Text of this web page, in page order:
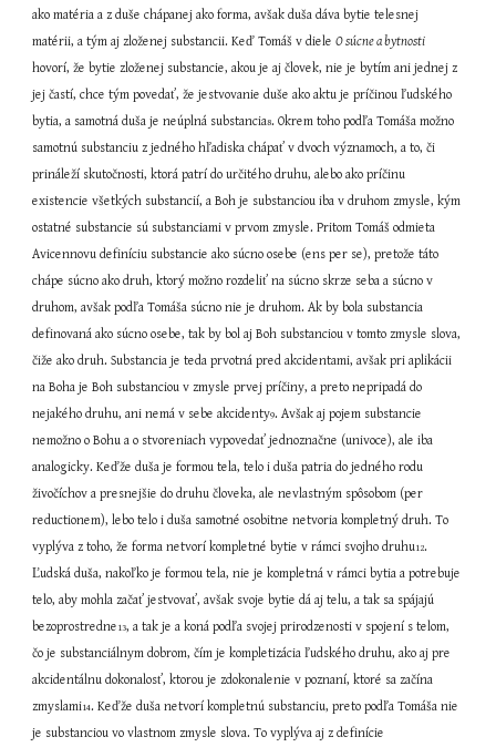
ako matéria a z duše chápanej ako forma, avšak duša dáva bytie telesnej
matérii, a tým aj zloženej substancii. Keď Tomáš v diele
hovorí, že bytie zloženej substancie, akou je aj človek, nie je bytím ani jednej z
jej častí, chce tým povedať, že jestvovanie duše ako aktu je príčinou ľudského
bytia, a samotná duša je neúplná substancia8. Okrem toho podľa Tomáša možno
samotnú substanciu z jedného hľadiska chápať v dvoch významoch, a to, či
prináleží skutočnosti, ktorá patrí do určitého druhu, alebo ako príčinu
existencie všetkých substancií, a Boh je substanciou iba v druhom zmysle, kým
ostatné substancie sú substanciami v prvom zmysle. Pritom Tomáš odmieta
Avicennovu definíciu substancie ako súcno osebe (ens per se), pretože táto
chápe súcno ako druh, ktorý možno rozdeliť na súcno skrze seba a súcno v
druhom, avšak podľa Tomáša súcno nie je druhom. Ak by bola substancia
definovaná ako súcno osebe, tak by bol aj Boh substanciou v tomto zmysle slova,
čiže ako druh. Substancia je teda prvotná pred akcidentami, avšak pri aplikácii
na Boha je Boh substanciou v zmysle prvej príčiny, a preto nepripadá do
nejakého druhu, ani nemá v sebe akcidenty9. Avšak aj pojem substancie
nemožno o Bohu a o stvoreniach vypovedať jednoznačne (univoce), ale iba
analogicky. Keďže duša je formou tela, telo i duša patria do jedného rodu
živočíchov a presnejšie do druhu človeka, ale nevlastným spôsobom (per
reductionem), lebo telo i duša samotné osobitne netvoria kompletný druh. To
vyplýva z toho, že forma netvorí kompletné bytie v rámci svojho druhu12.
Ľudská duša, nakoľko je formou tela, nie je kompletná v rámci bytia a potrebuje
telo, aby mohla začať jestvovať, avšak svoje bytie dá aj telu, a tak sa spájajú
bezoprostredne13, a tak je a koná podľa svojej prirodzenosti v spojení s telom,
čo je substanciálnym dobrom, čím je kompletizácia ľudského druhu, ako aj pre
akcidentálnu dokonalosť, ktorou je zdokonalenie v poznaní, ktoré sa začína
zmyslami14. Keďže duša netvorí kompletnú substanciu, preto podľa Tomáša nie
je substanciou vo vlastnom zmysle slova. To vyplýva aj z definície